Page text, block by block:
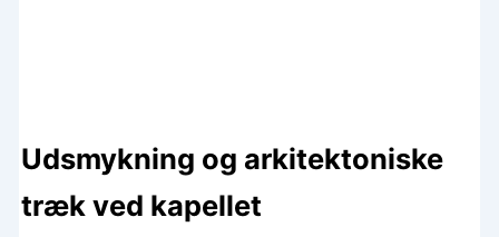
Udsmykning og arkitektoniske
træk ved kapellet